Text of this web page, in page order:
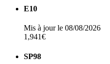
E10
Mis à jour le 08/08/2026
1,941€
SP98